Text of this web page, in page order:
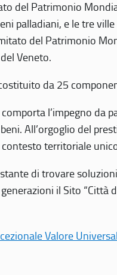
del Patrimonio
palladiani, e le tre
del Patrimonio
Veneto.
da 25
l’impegno
All’orgoglio del
territoriale
di trovare
il Sito “Città
Valore